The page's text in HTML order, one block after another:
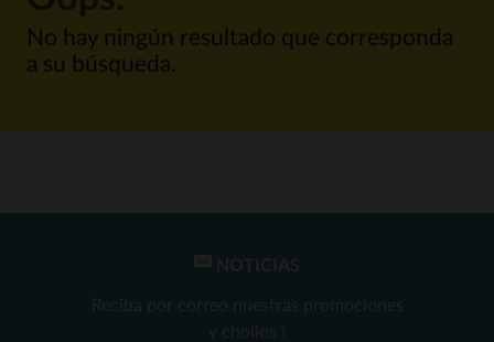
No hay ningún resultado que corresponda
a su búsqueda.
NOTICIAS
Reciba por correo nuestras promociones
y chollos !